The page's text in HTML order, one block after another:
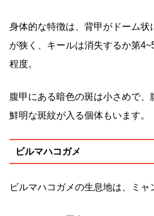
身体的な特徴は、背甲がドーム状
が狭く、キールは消失するか第
程度。
腹甲にある暗色の斑は小さめで、
鮮明な斑紋が入る個体もいます。
ビルマハコガメ
ビルマハコガメの生息地は、ミャ